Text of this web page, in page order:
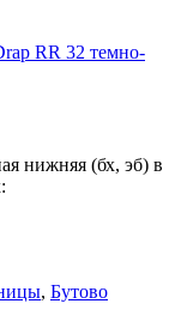
RR 32 темно-
нижняя (бх, эб) в
, Бутово